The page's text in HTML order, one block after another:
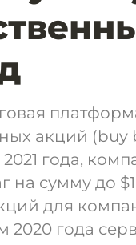
акций (buy
2021 года,
на сумму до
для
2020 года